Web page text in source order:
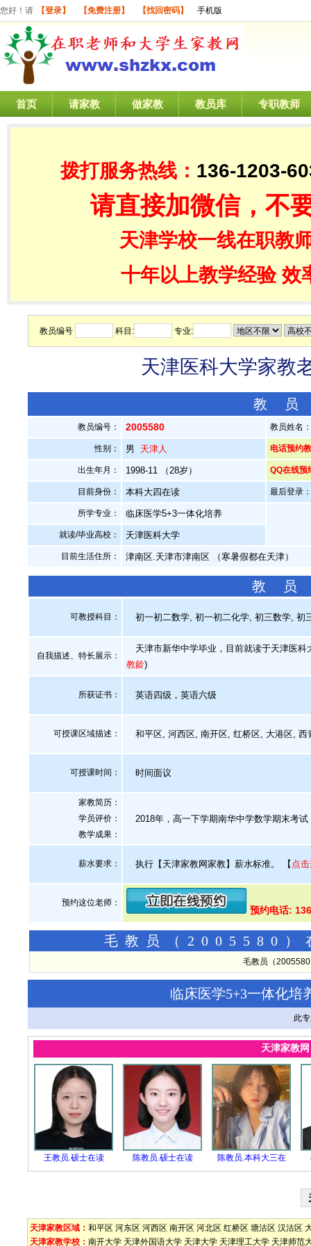
您好！请 【登录】 【免费注册】 【找回密码】 手机版
首页 请家教 做家教 教员库 专职教师
拨打服务热线： 136-1203-
请直接加微信，不
天津学校一线在职教
十年以上教学经验 效
教员编号 科目: 专业:
天津医科大学家教
教
教员编号： 2005580 教员姓名
性别： 男 天津人 电话预约
出生年月： 1998-11 （28岁） QQ在线预
目前身份： 本科大四在读 最后登录
所学专业： 临床医学5+3一体化培养
就读/毕业高校： 天津医科大学
目前生活住所： 津南区.天津市津南区 （寒暑假都在天津）
教 员
可教授科目： 初一初二数学, 初一初二化学, 初三数学, 初
自我描述、特长展示 ：
天津市新华中学毕业，目前就读于天津医科
教龄)
所获证书 ： 英语四级，英语六级
可授课区域描述： 和平区, 河西区, 南开区, 红桥区, 大港区, 西
可授课时间： 时间面议
家教简历：
学员评价：
教学成果：
2018年，高一下学期南华中学数学期末考试
薪水要求： 执行【天津家教网家教】薪水标准。 【 点
预约这位老师：
预约电话:
毛教员（2005580）
毛教员（
临床医学5+3一体化培
此
天津家教
王教员.硕士在读 陈教员.硕士在读 陈教员.本科大三在
天津家教区域： 和平区 河东区 河西区 南开区 河北区 红桥区 塘沽区 汉沽区
天津家教学校： 南开大学 天津外国语大学 天津大学 天津理工大学 天津师范